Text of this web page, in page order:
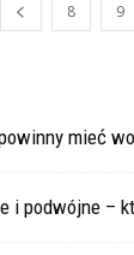
8 9
mieć
i podwójne –